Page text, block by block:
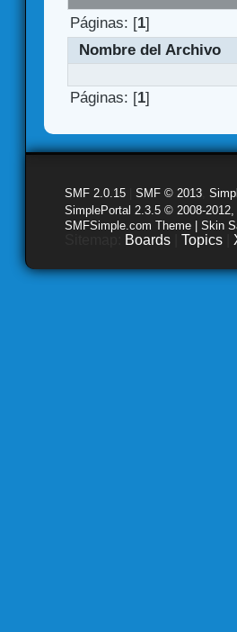
Páginas: [1]
Nombre del Archivo
Páginas: [1]
SMF 2.0.15 SMF © 2013
SimplePortal 2.3.5 © 2008-2012,
SMFSimple.com Theme | Skin
Boards Topics